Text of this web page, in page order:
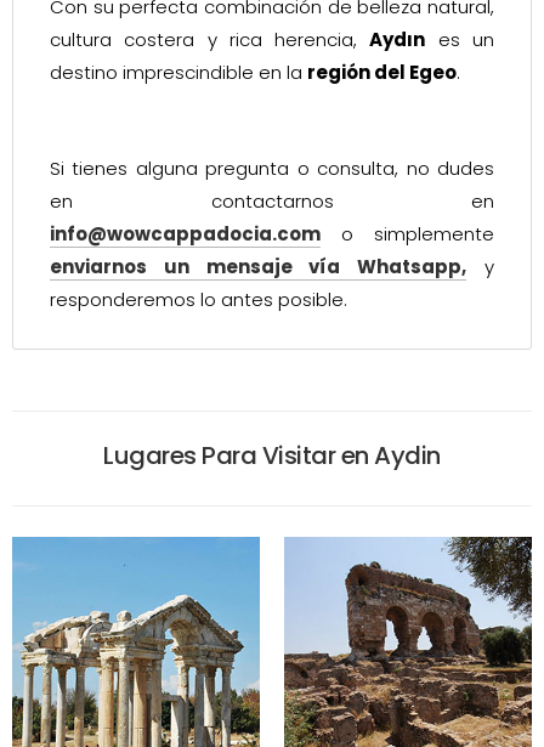
Con su perfecta combinación de belleza natural,
cultura costera y rica herencia,Aydın es un
destino imprescindible en la región del Egeo.
Si tienes alguna pregunta o consulta, no dudes
en contactarnos en
info@wowcappadocia.com o simplemente
enviarnos un mensaje vía Whatsapp, y
responderemos lo antes posible.
Lugares Para Visitar en Aydin